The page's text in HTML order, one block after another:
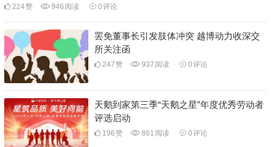
224赞 946 阅读 0评论
罢免董事长引发肢体冲突 越博动力收深交
所关注函
247赞 937 阅读 0评论
天鹅到家第三季“天鹅之星”年度优秀劳动者
评选启动
196赞 861 阅读 0评论